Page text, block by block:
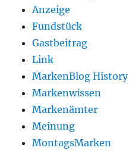
Anzeige
Fundstück
Gastbeitrag
Link
MarkenBlog History
Markenwissen
Markenämter
Meinung
MontagsMarken